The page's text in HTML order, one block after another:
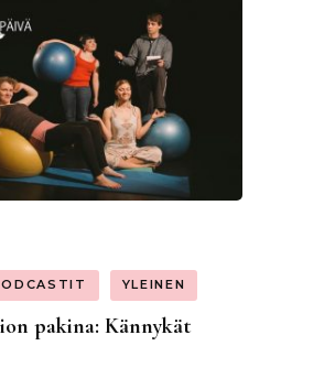
YLEINEN
pakina: Kännykät